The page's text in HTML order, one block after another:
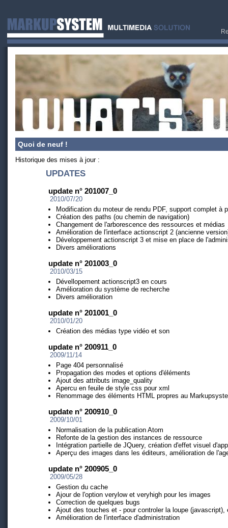
Quoi de neuf !
Historique des mises à jour :
UPDATES
update n° 201007_0
2010/07/20
Modification du moteur de rendu PDF, support complet à
Création des paths (ou chemin de navigation)
Changement de l'arborescence des ressources et médias
Amélioration de l'interface actionscript 2 (ancienne
Développement actionscript 3 et mise en place de
Divers améliorations
update n° 201003_0
2010/03/15
Dévellopement actionscript3 en cours
Amélioration du système de recherche
Divers amélioration
update n° 201001_0
2010/01/20
Création des médias type vidéo et son
update n° 200911_0
2009/11/14
Page 404 personnalisé
Propagation des modes et options d'éléments
Ajout des attributs image_quality
Apercu en feuile de style css pour xml
Renommage des éléments HTML propres au
update n° 200910_0
2009/10/01
Normalisation de la publication Atom
Refonte de la gestion des instances de ressource
Intégration partielle de JQuery, création d'effet visuel
Aperçu des images dans les éditeurs, amélioration de
update n° 200905_0
2009/05/28
Gestion du cache
Ajour de l'option verylow et veryhigh pour les images
Correction de quelques bugs
Ajout des touches et - pour controler la loupe (javascript),
Amélioration de l'interface d'administration